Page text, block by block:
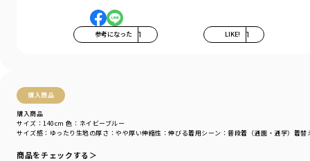
参考になった 1 LIKE! 1
購入商品
購入商品
サイズ感 ：ゆったり 生地の厚さ ：やや厚い伸縮性 ：伸びる着用シーン ：普段着（通園・通学） 着替
サイズ：140cm 色：ネイビーブルー
商品をチェックする＞